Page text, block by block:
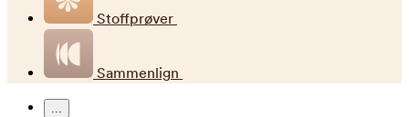
Stoffprøver
Sammenlign
...